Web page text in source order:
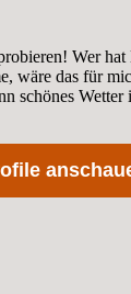
Wer
wäre das für